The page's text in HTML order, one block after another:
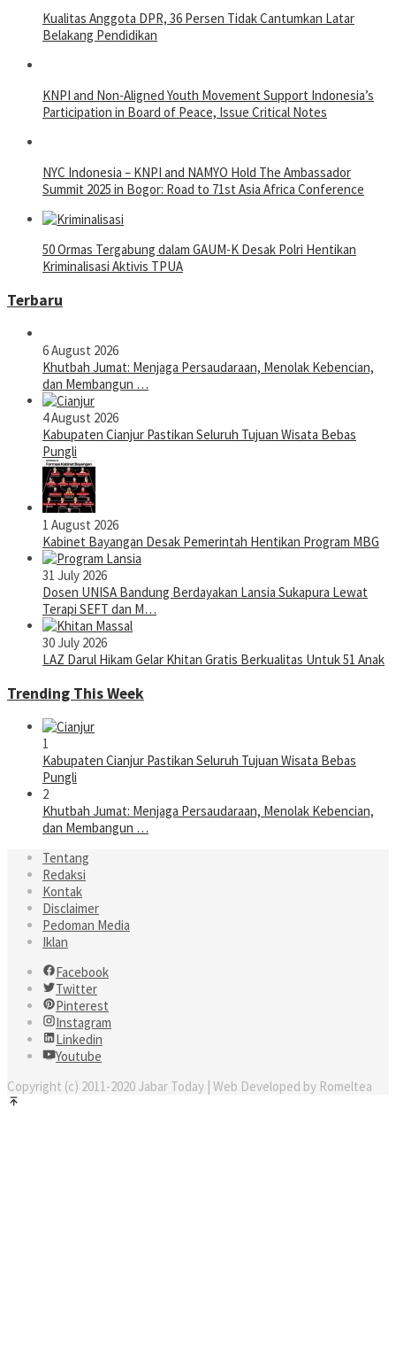
Kualitas Anggota DPR, 36 Persen Tidak Cantumkan Latar
Belakang Pendidikan
KNPI and Non-Aligned Youth Movement Support Indonesia’s
Participation in Board of Peace, Issue Critical Notes
NYC Indonesia – KNPI and NAMYO Hold The Ambassador
Summit 2025 in Bogor: Road to 71st Asia Africa Conference
50 Ormas Tergabung dalam GAUM-K Desak Polri Hentikan
Kriminalisasi Aktivis TPUA
Terbaru
6 August 2026
Khutbah Jumat: Menjaga Persaudaraan, Menolak Kebencian,
dan Membangun …
4 August 2026
Kabupaten Cianjur Pastikan Seluruh Tujuan Wisata Bebas
Pungli
1 August 2026
Kabinet Bayangan Desak Pemerintah Hentikan Program MBG
31 July 2026
Dosen UNISA Bandung Berdayakan Lansia Sukapura Lewat
Terapi SEFT dan M…
30 July 2026
LAZ Darul Hikam Gelar Khitan Gratis Berkualitas Untuk 51 Anak
Trending This Week
1
Kabupaten Cianjur Pastikan Seluruh Tujuan Wisata Bebas
Pungli
2
Khutbah Jumat: Menjaga Persaudaraan, Menolak Kebencian,
dan Membangun …
Tentang
Redaksi
Kontak
Disclaimer
Pedoman Media
Iklan
Facebook
Twitter
Pinterest
Instagram
Linkedin
Youtube
Copyright (c) 2011-2020 Jabar Today | Web Developed by Romeltea